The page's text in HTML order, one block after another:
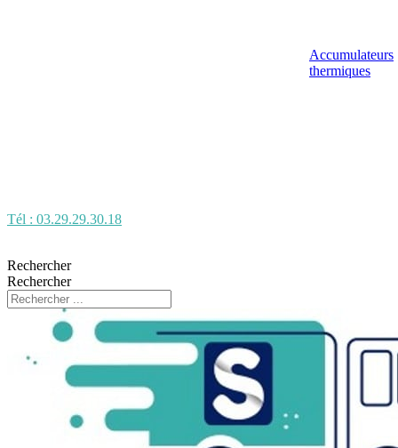
Accumulateurs
thermiques
Tél : 03.29.29.30.18
Rechercher
Rechercher